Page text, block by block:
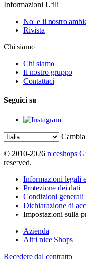
Informazioni Utili
Noi e il nostro
Rivista
Chi siamo
Chi siamo
Il nostro gruppo
Contattaci
Seguici su
© 2010-2026 niceshops
reserved.
Informazioni legali
Protezione dei dati
Condizioni generali
Dichiarazione di
Impostazioni sulla
Azienda
Altri nice Shops
Recedere dal contratto